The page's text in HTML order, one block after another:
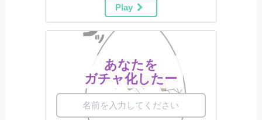
Play
あなたを
ガチャ化したー